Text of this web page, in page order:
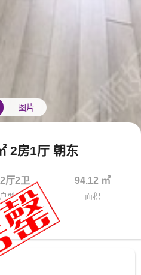
图片
2房1厅 朝东
厅2卫
户型
94.12 ㎡
面积